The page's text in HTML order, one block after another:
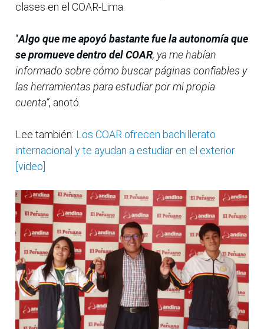
clases en el COAR-Lima.
“Algo que me apoyó bastante fue la autonomía que
se promueve dentro del COAR, ya me habían
informado sobre cómo buscar páginas confiables y
las herramientas para estudiar por mi propia
cuenta”, anotó.
Lee también: Los COAR ofrecen bachillerato
internacional y te ayudan a estudiar en el exterior
[video]